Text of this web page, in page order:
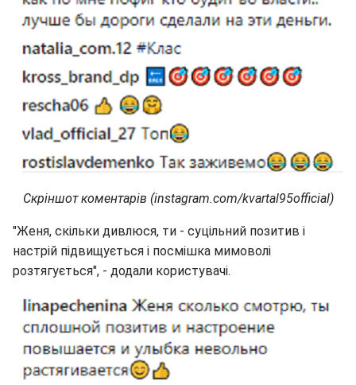
Скріншот коментарів (instagram.com/kvartal95official)
"Женя, скільки дивлюся, ти - суцільний позитив і
настрій підвищується і посмішка мимоволі
розтягується", - додали користувачі.